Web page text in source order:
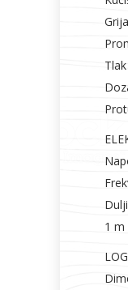
1 m